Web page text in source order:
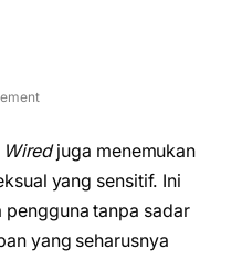
Wiredjuga menemukan
yang sensitif. Ini
tanpa sadar
yang seharusnya